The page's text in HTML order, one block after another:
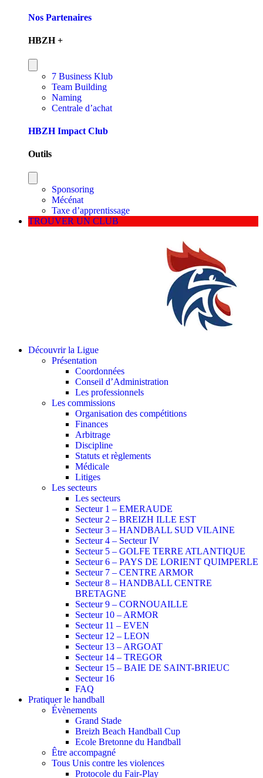
Nos Partenaires
HBZH +
7 Business Klub
Team Building
Naming
Centrale d’achat
HBZH Impact Club
Outils
Sponsoring
Mécénat
Taxe d’apprentissage
TROUVER UN CLUB
Découvrir la Ligue
Présentation
Coordonnées
Conseil d’Administration
Les professionnels
Les commissions
Organisation des compétitions
Finances
Arbitrage
Discipline
Statuts et règlements
Médicale
Litiges
Les secteurs
Les secteurs
Secteur 1 – EMERAUDE
Secteur 2 – BREIZH ILLE EST
Secteur 3 – HANDBALL SUD VILAINE
Secteur 4 – Secteur IV
Secteur 5 – GOLFE TERRE ATLANTIQUE
Secteur 6 – PAYS DE LORIENT QUIMPERLE
Secteur 7 – CENTRE ARMOR
Secteur 8 – HANDBALL CENTRE
BRETAGNE
Secteur 9 – CORNOUAILLE
Secteur 10 – ARMOR
Secteur 11 – EVEN
Secteur 12 – LEON
Secteur 13 – ARGOAT
Secteur 14 – TREGOR
Secteur 15 – BAIE DE SAINT-BRIEUC
Secteur 16
FAQ
Pratiquer le handball
Évènements
Grand Stade
Breizh Beach Handball Cup
Ecole Bretonne du Handball
Être accompagné
Tous Unis contre les violences
Protocole du Fair-Play